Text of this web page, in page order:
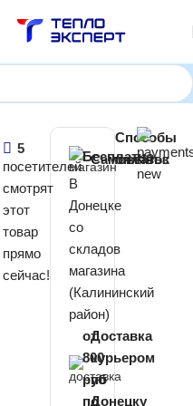
5
посетителей
смотрят
этот
товар
прямо
сейчас!
Самовывоз
В
Донецке
со
складов
магазина
(Калининский
район)
Бесплатно
Доставка
курьером
по
Донецку
от
800
руб
по
Способы
оплаты: